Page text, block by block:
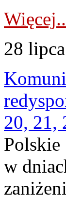
28
20, 21,
Polskie
w